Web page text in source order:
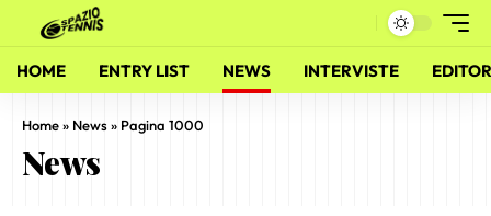
HOME ENTRY LIST NEWS INTERVISTE
Home» News» Pagina 1000
News